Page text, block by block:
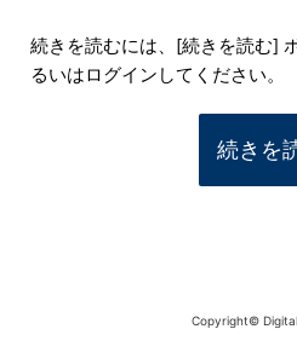
続きを読むには、[続きを読む]
るいはログインしてください。
続きを
Copyright©